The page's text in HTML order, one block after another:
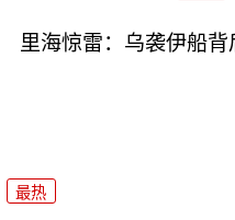
里海惊雷：乌袭伊船
最热